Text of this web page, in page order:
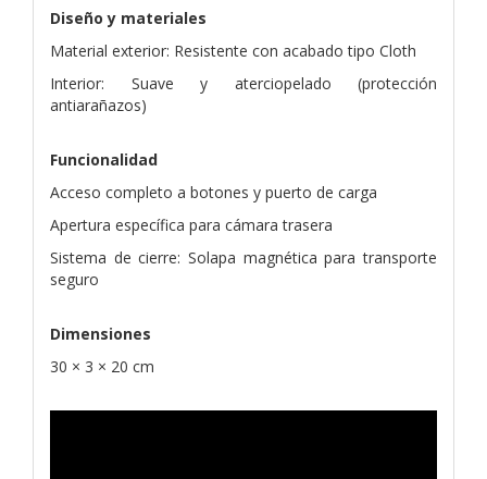
Diseño y materiales
Material exterior: Resistente con acabado tipo Cloth
Interior: Suave y aterciopelado (protección
antiarañazos)
Funcionalidad
Acceso completo a botones y puerto de carga
Apertura específica para cámara trasera
Sistema de cierre: Solapa magnética para transporte
seguro
Dimensiones
30 × 3 × 20 cm